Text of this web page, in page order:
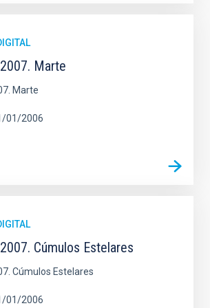
Marte
Marte
01/2006
Cúmulos Estelares
Cúmulos Estelares
01/2006